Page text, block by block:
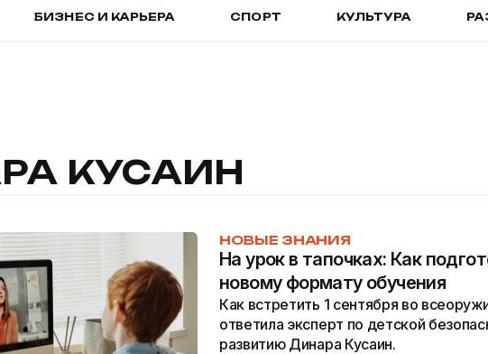
БИЗНЕС И КАРЬЕРА СПОРТ КУЛЬТУРА
КУСАИН
НОВЫЕ ЗНАНИЯ
На урок в тапочках: Как
новому формату обучения
Как встретить 1 сентября во
ответила эксперт по детской
развитию Динара Кусаин.